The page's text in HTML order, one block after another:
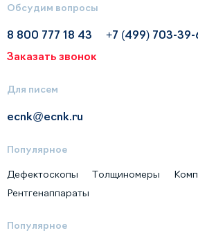
Обсудим вопросы
8 800 777 18 43
+7 (499) 703-39-
Заказать звонок
Для писем
ecnk@ecnk.ru
Популярное
Дефектоскопы Толщиномеры
Рентгенаппараты
Популярное